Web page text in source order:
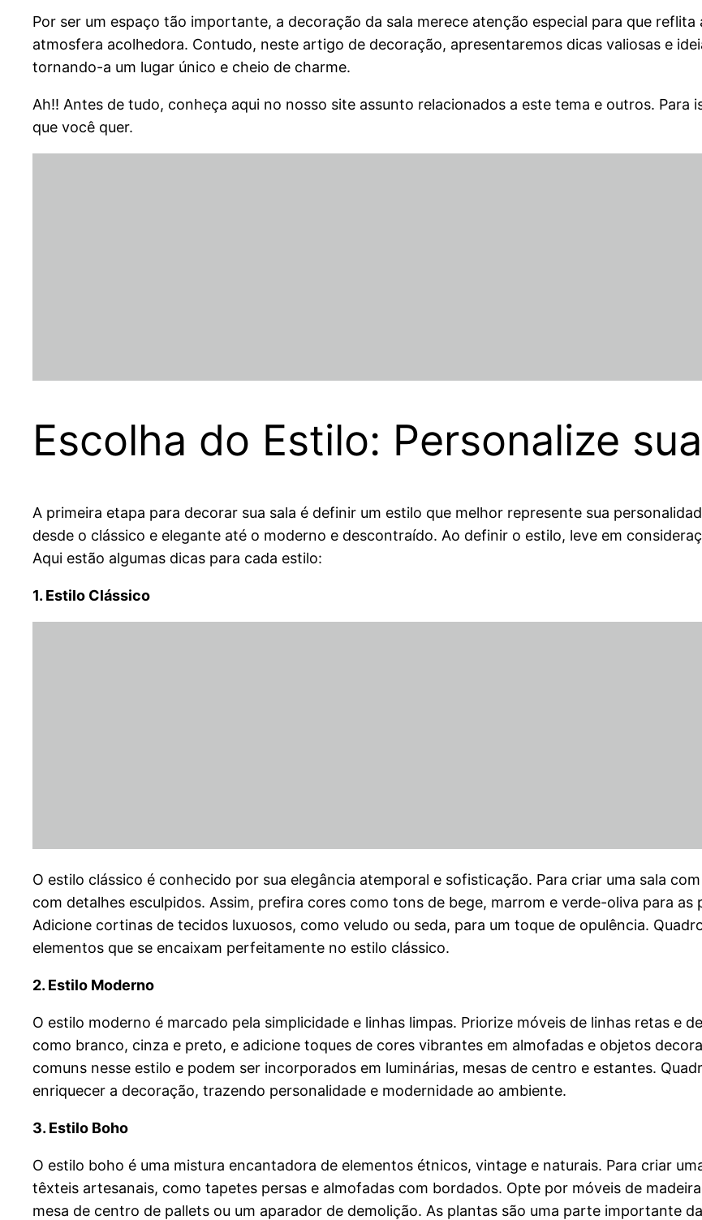
Por ser um espaço tão importante, a decoração da sala merece atenção especial para que
atmosfera acolhedora. Contudo, neste artigo de decoração, apresentaremos dicas valiosas e
tornando-a um lugar único e cheio de charme.
Ah!! Antes de tudo, conheça aqui no nosso site assunto relacionados a este tema e outros. Para
que você quer.
Escolha do Estilo: Personalize
A primeira etapa para decorar sua sala é definir um estilo que melhor represente sua
desde o clássico e elegante até o moderno e descontraído. Ao definir o estilo, leve em
Aqui estão algumas dicas para cada estilo:
1. Estilo Clássico
O estilo clássico é conhecido por sua elegância atemporal e sofisticação. Para criar uma sala
com detalhes esculpidos. Assim, prefira cores como tons de bege, marrom e verde-oliva para
Adicione cortinas de tecidos luxuosos, como veludo ou seda, para um toque de opulência.
elementos que se encaixam perfeitamente no estilo clássico.
2. Estilo Moderno
O estilo moderno é marcado pela simplicidade e linhas limpas. Priorize móveis de linhas retas e
como branco, cinza e preto, e adicione toques de cores vibrantes em almofadas e objetos
comuns nesse estilo e podem ser incorporados em luminárias, mesas de centro e estantes.
enriquecer a decoração, trazendo personalidade e modernidade ao ambiente.
3. Estilo Boho
O estilo boho é uma mistura encantadora de elementos étnicos, vintage e naturais. Para criar
têxteis artesanais, como tapetes persas e almofadas com bordados. Opte por móveis de
mesa de centro de pallets ou um aparador de demolição. As plantas são uma parte importante